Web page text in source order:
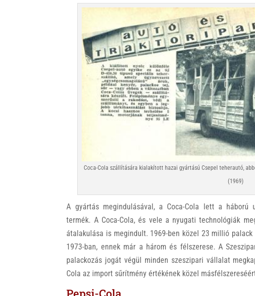
Coca-Cola szállítására kialakított hazai gyártású Csepel teherautó,
(1969)
A gyártás megindulásával, a Coca-Cola lett a háború
termék. A Coca-Cola, és vele a nyugati technológiák
átalakulása is megindult. 1969-ben közel 23 millió
1973-ban, ennek már a három és félszerese. A
palackozás jogát végül minden szeszipari vállalat
Cola az import sűrítmény értékének közel